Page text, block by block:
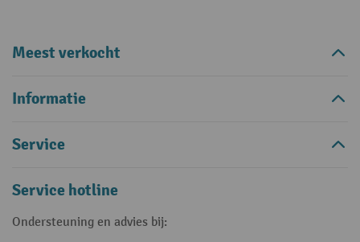
Meest verkocht
Informatie
Service
Service hotline
Ondersteuning en advies bij: